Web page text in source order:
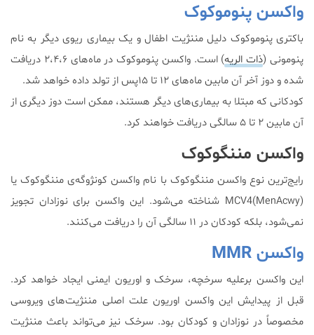
واکسن پنوموکوک
باکتری پنوموکوک دلیل مننژیت اطفال و یک بیماری ریوی دیگر به نام
پنومونی (ذات الریه
) است. واکسن پنوموکوک در ماه‌های ۲،۴،۶ دریافت
شده و دوز آخر آن مابین ماه‌های ۱۲ تا ۱۵پس از تولد داده خواهد شد.
کودکانی که مبتلا به بیماری‌های دیگر هستند، ممکن است دوز دیگری از
آن مابین ۲ تا ۵ سالگی دریافت خواهند کرد.
واکسن مننگوکوک
رایج‌ترین نوع واکسن مننگوکوک با نام واکسن کونژوگه‌ی مننگوکوک یا
MCV4(MenAcwy) شناخته می‌شود. این واکسن برای نوزادان تجویز
نمی‌شود، بلکه کودکان در ۱۱ سالگی آن را دریافت می‌کنند.
واکسن MMR
این واکسن برعلیه سرخچه، سرخک و اوریون ایمنی ایجاد خواهد کرد.
قبل از پیدایش این واکسن اوریون علت اصلی مننژیت‌های ویروسی
مخصوصاً در نوزادان و‌ کودکان بود. سرخک نیز می‌تواند باعث مننژیت